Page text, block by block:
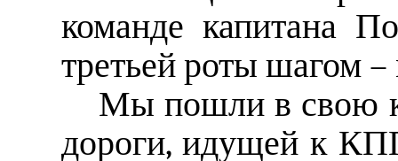
команде капитана
третьей роты шагом
Мы пошли в свою
дороги, идущей к